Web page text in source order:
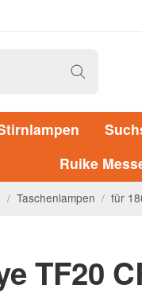
Ruike
/ Taschenlampen / für
TF20